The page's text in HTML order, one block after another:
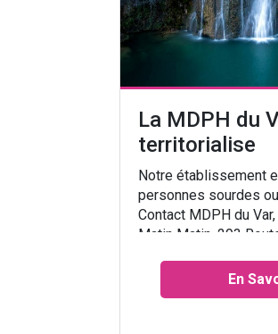
La MDPH du
territorialise
Notre établissement
personnes sourdes
Contact MDPH du
Matin Matin, 293
En